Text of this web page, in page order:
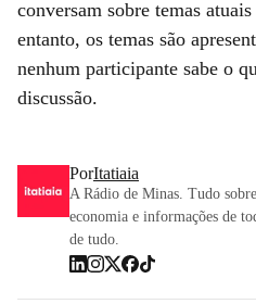
conversam sobre temas
entanto, os temas são
nenhum participante sabe o
discussão.
PorItatiaia
A Rádio de Minas. Tudo
economia e informações de
de tudo.